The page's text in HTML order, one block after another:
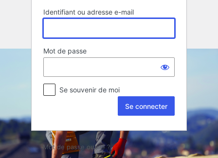
Identifiant ou adresse e-mail
Mot de passe
Se souvenir de moi
Mot de passe oublié ?